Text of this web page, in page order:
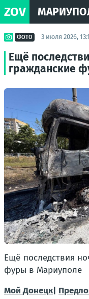
ZOV
ФОТО 3 июля 2026,
Ещё
гражданские
Ещё последствия
фуры в Мариуполе
МойДонецк|